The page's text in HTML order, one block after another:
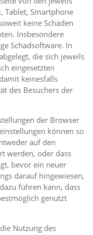
Tablet, Smartphone
keine Schäden
Insbesondere
Schadsoftware. In
die sich jeweils
eingesetzten
keinesfalls
des Besuchers der
der Browser
können so
auf den
werden, oder dass
bevor ein neuer
darauf hingewiesen,
führen kann, dass
genutzt
Nutzung des